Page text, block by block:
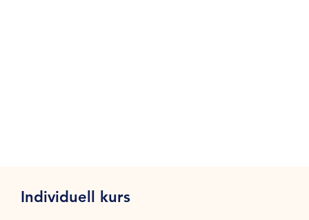
Individuell kurs